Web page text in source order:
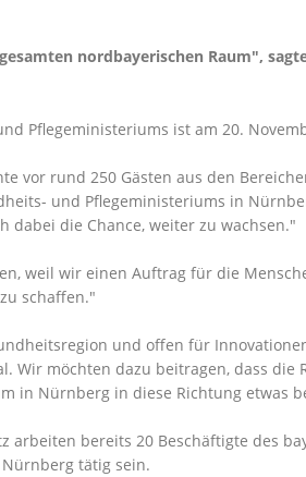
nordbayerischen Raum",
Pflegeministeriums ist am 20.
vor rund 250 Gästen aus den
und Pflegeministeriums in
dabei die Chance, weiter zu wachsen."
weil wir einen Auftrag für die
schaffen."
und offen für
Wir möchten dazu beitragen, dass
in Nürnberg in diese Richtung etwas
arbeiten bereits 20 Beschäftigte des
tätig sein.